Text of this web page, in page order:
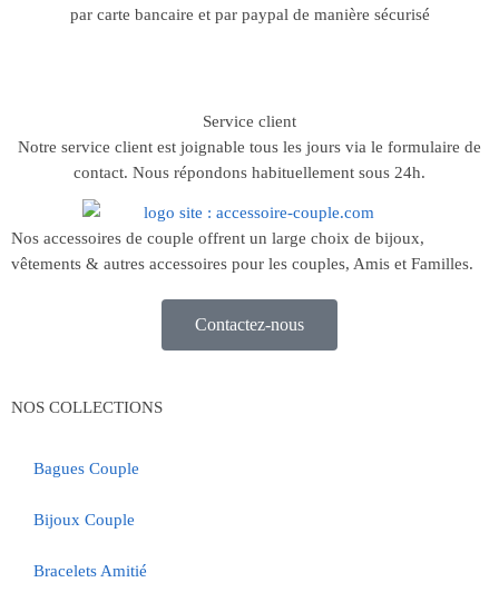
par carte bancaire et par paypal de manière sécurisé
Service client
Notre service client est joignable tous les jours via le formulaire de
contact. Nous répondons habituellement sous 24h.
Nos accessoires de couple offrent un large choix de bijoux,
vêtements & autres accessoires pour les couples, Amis et Familles.
Contactez-nous
NOS COLLECTIONS
Bagues Couple
Bijoux Couple
Bracelets Amitié